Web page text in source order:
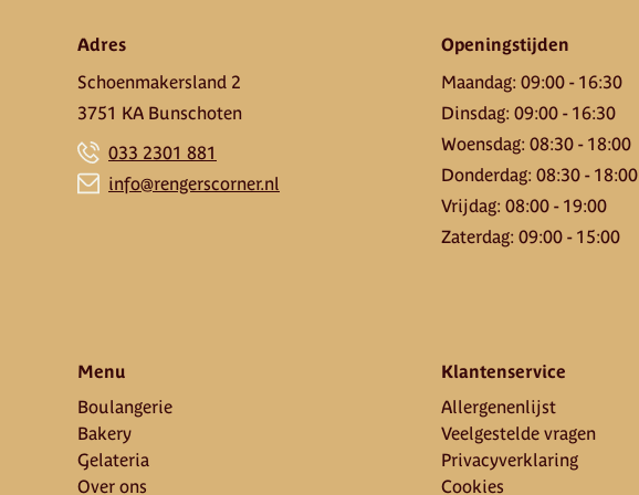
Adres
Schoenmakersland 2
3751 KA Bunschoten
033 2301 881
info@rengerscorner.nl
Openingstijden
Maandag:09:00 - 16:30
Dinsdag:09:00 - 16:30
Woensdag:08:30 - 18:00
Donderdag:08:30 - 18:00
Vrijdag:08:00 - 19:00
Zaterdag:09:00 - 15:00
Menu
Boulangerie
Bakery
Gelateria
Over ons
Klantenservice
Allergenenlijst
Veelgestelde vragen
Privacyverklaring
Cookies